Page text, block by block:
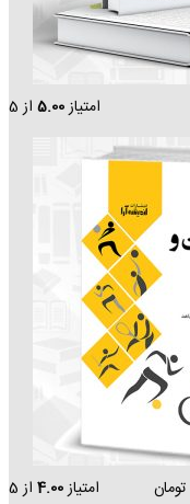
امتیاز5.00 از 5
امتیاز4.00 از 5 تومان